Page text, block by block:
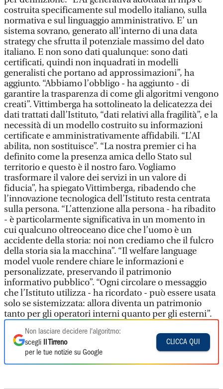
costruita specificamente sul modello italiano, sulla
normativa e sul linguaggio amministrativo. E’ un
sistema sovrano, generato all’interno di una data
strategy che sfrutta il potenziale massimo del dato
italiano. E non sono dati qualunque: sono dati
certificati, quindi non inquadrati in modelli
generalisti che portano ad approssimazioni”, ha
aggiunto. “Abbiamo l’obbligo - ha aggiunto - di
garantire la trasparenza di come gli algoritmi vengono
creati”. Vittimberga ha sottolineato la delicatezza dei
dati trattati dall’Istituto, “dati relativi alla fragilità”, e la
necessità di un modello costruito su informazioni
certificate e amministrativamente affidabili. “L’AI
abilita, non sostituisce”. “La nostra premier ci ha
definito come la presenza amica dello Stato sul
territorio e questo è il nostro faro. Vogliamo
trasformare il valore dei servizi in un valore di
fiducia”, ha spiegato Vittimberga, ribadendo che
l’innovazione tecnologica dell’Istituto resta centrata
sulla persona. “L’attenzione alla persona - ha ribadito
- è particolarmente significativa in un momento in
cui qualcuno oltreoceano dice che l’uomo è un
accidente della storia: noi non crediamo che il fulcro
della storia sia la macchina”. “Il welfare language
model vuole rendere chiare le informazioni e
personalizzate, preservando il patrimonio
informativo pubblico”. “Ogni circolare o messaggio
che l’Istituto utilizza - ha ricordato - può essere usata
solo se sistemizzata: allora diventa un patrimonio
tanto per gli operatori interni quanto per gli esterni”.
Non lasciare decidere l'algoritmo:
scegli
Il Tirreno
per le tue notizie su Google
CLICCA QUI